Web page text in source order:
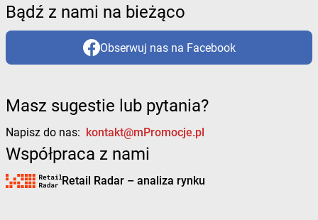
Bądź z nami na bieżąco
Obserwuj nas na Facebook
Masz sugestie lub pytania?
Napisz do nas: kontakt@mPromocje.pl
Współpraca z nami
Retail Radar – analiza rynku